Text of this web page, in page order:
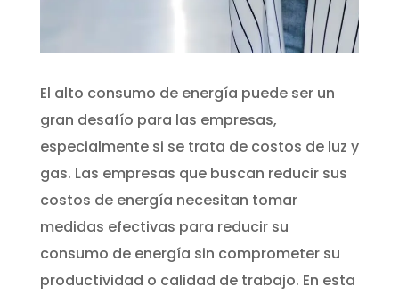
El alto consumo de energía puede ser un
gran desafío para las empresas,
especialmente si se trata de costos de luz y
gas. Las empresas que buscan reducir sus
costos de energía necesitan tomar
medidas efectivas para reducir su
consumo de energía sin comprometer su
productividad o calidad de trabajo. En esta